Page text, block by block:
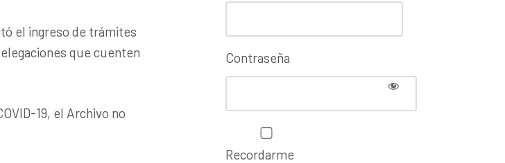
el ingreso de trámites
que cuenten
19, el Archivo no
Contraseña
Recordarme